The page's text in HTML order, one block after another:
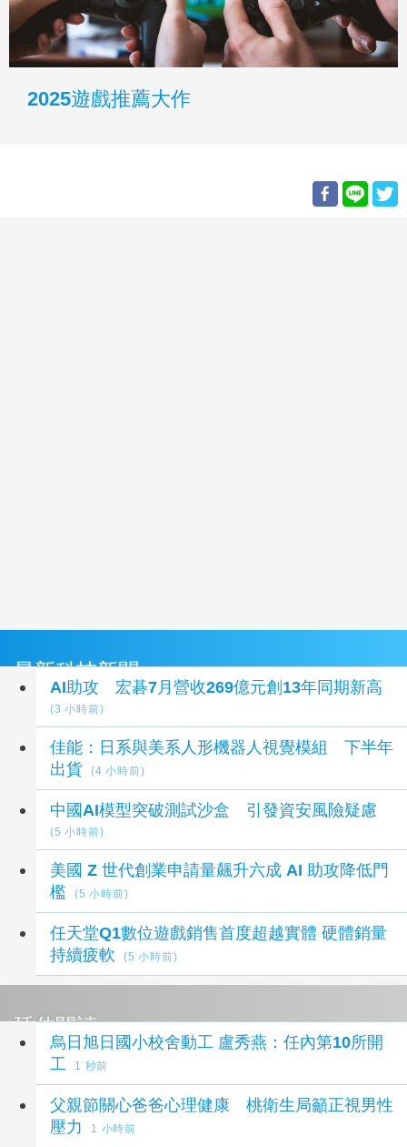
2025遊戲推薦大作
最新科技新聞
AI助攻 宏碁7月營收269億元創13年同期新高
(3 小時前)
佳能：日系與美系人形機器人視覺模組 下半年
出貨
(4 小時前)
中國AI模型突破測試沙盒 引發資安風險疑慮
(5 小時前)
美國 Z 世代創業申請量飆升六成 AI 助攻降低門
檻
(5 小時前)
任天堂Q1數位遊戲銷售首度超越實體 硬體銷量
持續疲軟
(5 小時前)
延伸閱讀
烏日旭日國小校舍動工 盧秀燕：任內第10所開
工
1 秒前
父親節關心爸爸心理健康 桃衛生局籲正視男性
壓力
1 小時前